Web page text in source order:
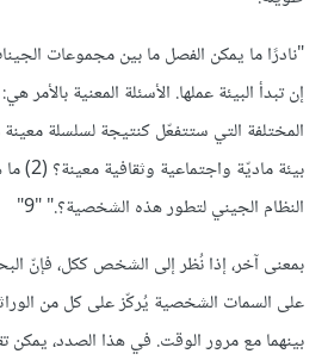
"نادرًا ما يمكن الفصل ما بين مجموعات
المختلفة التي ستتفعّل كنتيجة لسلسلة
بيئة
النظام الجيني لتطور هذه الشخصية؟." "9"
بمعنى آخر، إذا نُظر إلى الشخص ككل، فإنّ
على السمات الشخصية يُركّز على كل من
بينهما مع مرور الوقت. في هذا الصدد، يمكن